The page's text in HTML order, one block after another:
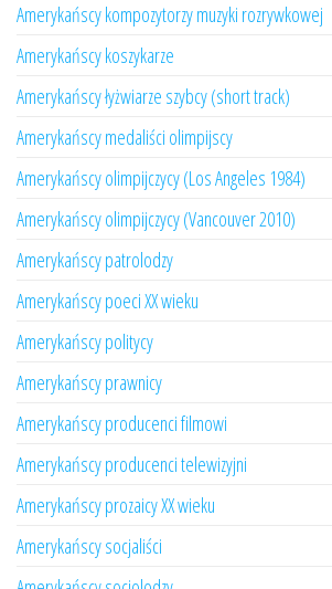
Amerykańscy kompozytorzy muzyki rozrywkowej
Amerykańscy koszykarze
Amerykańscy łyżwiarze szybcy (short track)
Amerykańscy medaliści olimpijscy
Amerykańscy olimpijczycy (Los Angeles 1984)
Amerykańscy olimpijczycy (Vancouver 2010)
Amerykańscy patrolodzy
Amerykańscy poeci XX wieku
Amerykańscy politycy
Amerykańscy prawnicy
Amerykańscy producenci filmowi
Amerykańscy producenci telewizyjni
Amerykańscy prozaicy XX wieku
Amerykańscy socjaliści